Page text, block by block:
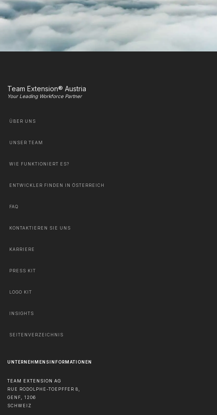
Team Extension® Austria
Your Leading Workforce Partner
ÜBER UNS
UNSER TEAM
WIE FUNKTIONIERT ES?
ENTWICKLER FINDEN IN ÖSTERREICH
FAQ
KONTAKTIEREN SIE UNS
KARRIERE
PRESS KIT
LOGO KIT
INSIGHTS
SEITENVERZEICHNIS
UNTERNEHMENSINFORMATIONEN
TEAM EXTENSION AG
RUE RODOLPHE-TOEPFFER 8,
GENF, 1206
SCHWEIZ